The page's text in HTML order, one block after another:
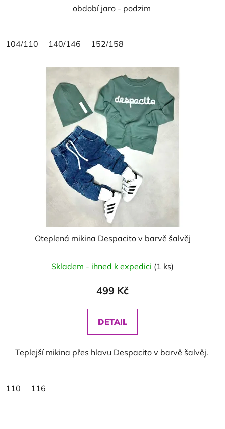
období jaro - podzim
104/110 140/146 152/158
Oteplená mikina Despacito v barvě šalvěj
Skladem - ihned k expedici (1 ks)
499 Kč
DETAIL
Teplejší mikina přes hlavu Despacito v barvě šalvěj.
110 116